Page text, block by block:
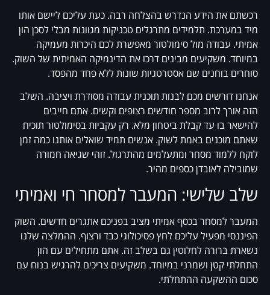
רכשתם את הידע הנדרש בהצלחה רבה. כעת עליכם ליישם אותו
מיד במערכת. תלמידים מתרגלים טכניקות מגוונות מבלי לסכן הון
אמיתי. עבודה מול סימולטור מאפשרת לכם היכרות מעמיקה
במיוחד. משקיעים מבינים דרכו את הדינמיקה האמיתית של השוק.
סוחרים בוחנים שם אסטרטגיות שונות ללא פחד מהפסד.
אנחנו דורשים מכם לבנות תוכנית עבודה מסודרת ויציבה. השלב
הזה אורך לרוב מספר חודשים רצופים וקשים. אתם חייבים
להישאר בו עד קבלת ביטחון מלא. רק עקביות בסימולטור תוכיח
שאתם מוכנים באמת לשוק. אנשים תמיד שואלים אותנו כמה זמן
לוקח ללמוד מסחר ומתעלמים מהתרגול. זוהי שגיאה חמורה
שמובילה לאובדן כספים מהיר.
שלב שלישי: המעבר למסחר חי ואמיתי
המעבר למסחר בכסף אמיתי מציב בפניכם אתגרים חדשים. השוק
הפיננסי מפעיל עליכם לחץ פסיכולוגי כבד ורצוף. ההמלצה שלנו
נשארת ברורה לחלוטין גם בשלב זה. אתם מתחילים עם הון
התחלתי קטן ושמרני במיוחד. משקיעים צריכים להרגיש בנוח עם
סכום ההשקעה ההתחלתי.